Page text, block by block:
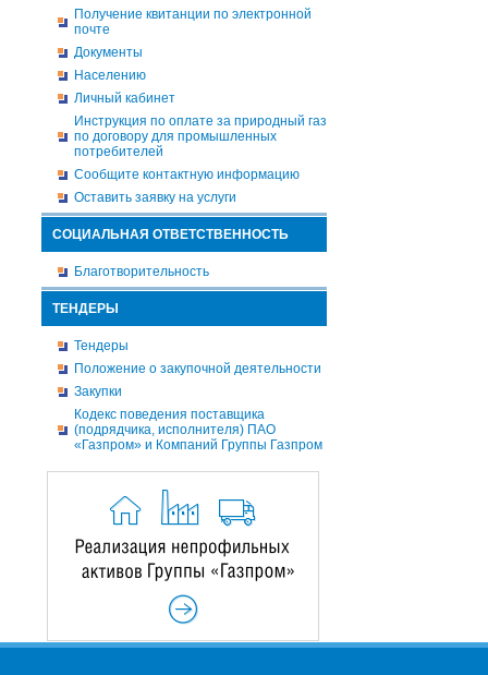
Получение квитанции по электронной
почте
Документы
Населению
Личный кабинет
Инструкция по оплате за природный газ
по договору для промышленных
потребителей
Сообщите контактную информацию
Оставить заявку на услуги
СОЦИАЛЬНАЯ ОТВЕТСТВЕННОСТЬ
Благотворительность
ТЕНДЕРЫ
Тендеры
Положение о закупочной деятельности
Закупки
Кодекс поведения поставщика
(подрядчика, исполнителя) ПАО
«Газпром» и Компаний Группы Газпром